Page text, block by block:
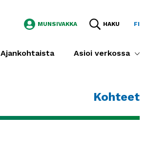
MUNSIVAKKA HAKU FI
Ajankohtaista Asioi verkossa
Kohteet